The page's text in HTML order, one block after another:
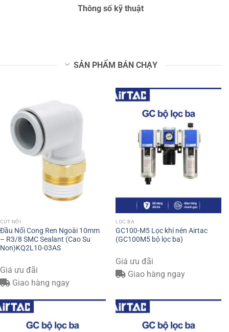
Thông số kỹ thuật
SẢN PHẨM BÁN CHẠY
CÚT NỐI
Đầu Nối Cong Ren Ngoài 10mm
– R3/8 SMC Sealant (Cao Su
Non)KQ2L10-03AS
Giá ưu đãi
Giao hàng ngay
LỌC BA
GC100-M5 Lọc khí nén Airtac
(GC100M5 bộ lọc ba)
Giá ưu đãi
Giao hàng ngay